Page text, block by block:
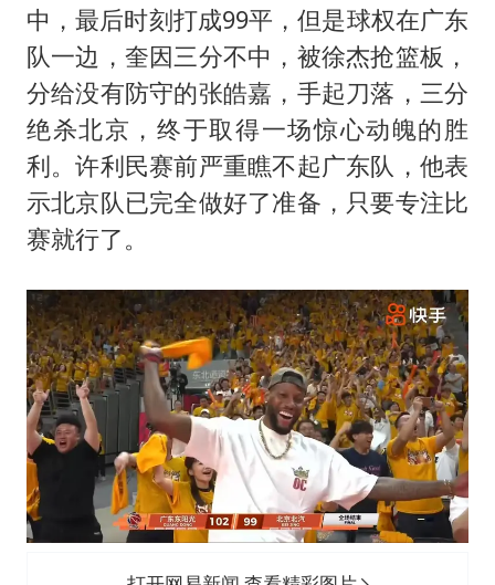
中，最后时刻打成99平，但是球权在广东
队一边，奎因三分不中，被徐杰抢篮板，
分给没有防守的张皓嘉，手起刀落，三分
绝杀北京，终于取得一场惊心动魄的胜
利。许利民赛前严重瞧不起广东队，他表
示北京队已完全做好了准备，只要专注比
赛就行了。